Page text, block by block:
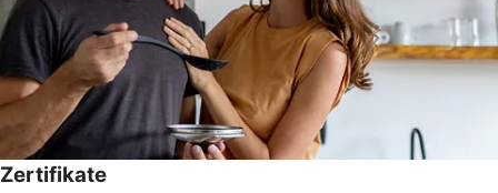
Zertifikate